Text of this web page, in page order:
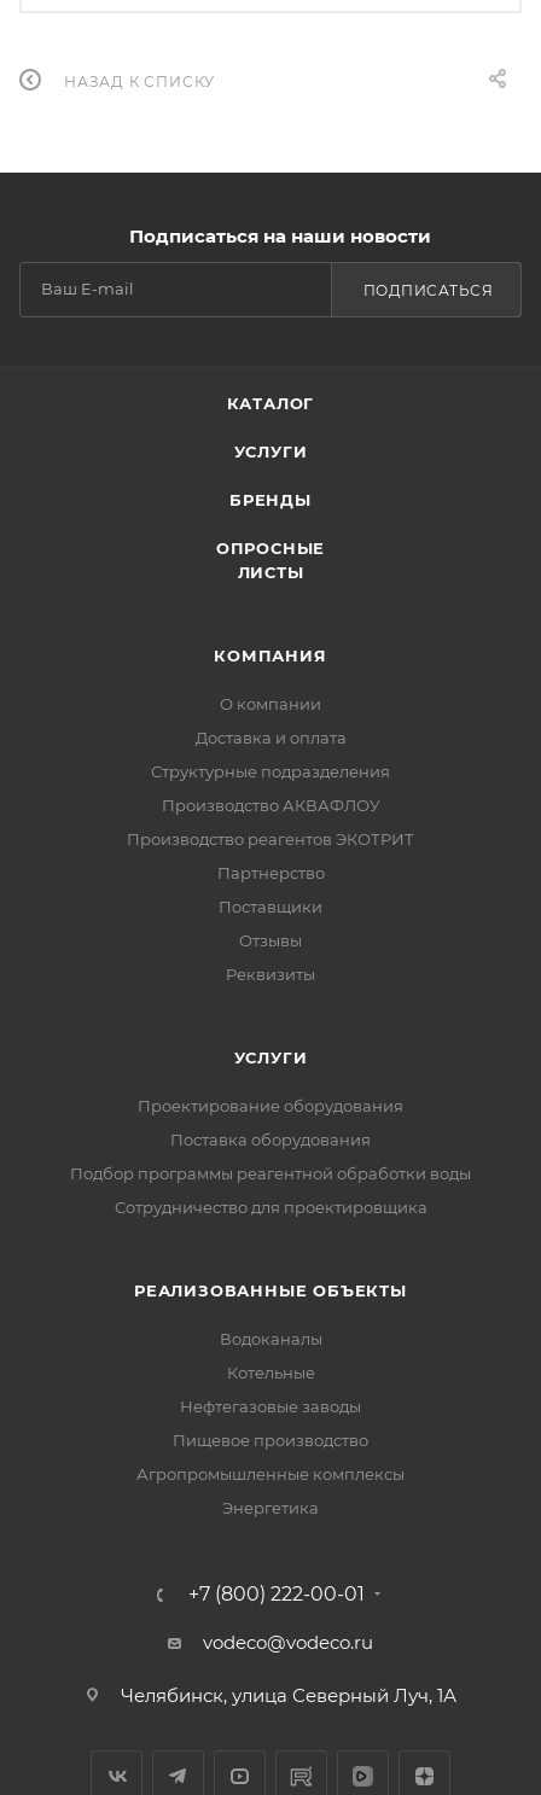
НАЗАД К СПИСКУ
Подписаться на наши новости
ПОДПИСАТЬСЯ
КАТАЛОГ
УСЛУГИ
БРЕНДЫ
ОПРОСНЫЕ
ЛИСТЫ
КОМПАНИЯ
О компании
Доставка и оплата
Структурные подразделения
Производство АКВАФЛОУ
Производство реагентов ЭКОТРИТ
Партнерство
Поставщики
Отзывы
Реквизиты
УСЛУГИ
Проектирование оборудования
Поставка оборудования
Подбор программы реагентной обработки воды
Сотрудничество для проектировщика
РЕАЛИЗОВАННЫЕ ОБЪЕКТЫ
Водоканалы
Котельные
Нефтегазовые заводы
Пищевое производство
Агропромышленные комплексы
Энергетика
+7 (800) 222-00-01
vodeco@vodeco.ru
Челябинск, улица Северный Луч, 1А